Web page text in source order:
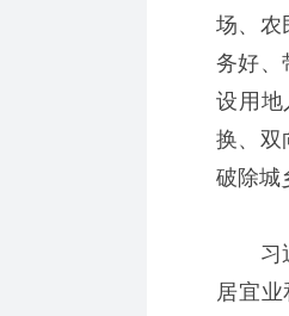
场、农
务好、
设用地
换、双
破除城
习近
居宜